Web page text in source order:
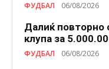
ФУДБАЛ 06/08/2026
Далиќ повторно
клупа за
ФУДБАЛ 06/08/2026